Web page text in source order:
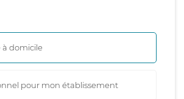
à domicile
pour mon établissement